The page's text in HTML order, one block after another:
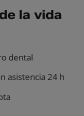
la vida
dental
asistencia 24 h